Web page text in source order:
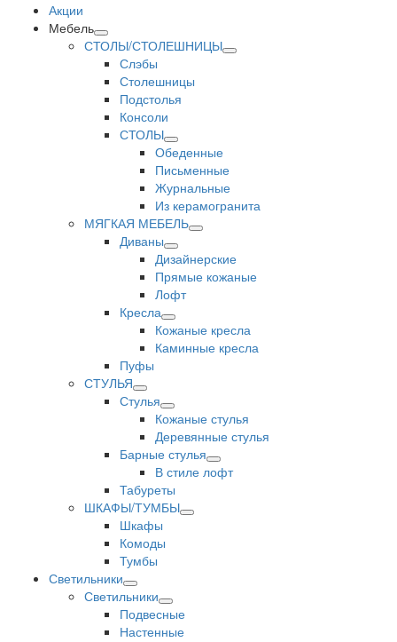
Акции
Мебель
СТОЛЫ/СТОЛЕШНИЦЫ
Слэбы
Столешницы
Подстолья
Консоли
СТОЛЫ
Обеденные
Письменные
Журнальные
Из керамогранита
МЯГКАЯ МЕБЕЛЬ
Диваны
Дизайнерские
Прямые кожаные
Лофт
Кресла
Кожаные кресла
Каминные кресла
Пуфы
СТУЛЬЯ
Стулья
Кожаные стулья
Деревянные стулья
Барные стулья
В стиле лофт
Табуреты
ШКАФЫ/ТУМБЫ
Шкафы
Комоды
Тумбы
Светильники
Светильники
Подвесные
Настенные